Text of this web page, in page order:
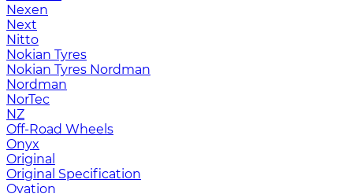
Nexen
Next
Nitto
Nokian Tyres
Nokian Tyres Nordman
Nordman
NorTec
NZ
Off-Road Wheels
Onyx
Original
Original Specification
Ovation